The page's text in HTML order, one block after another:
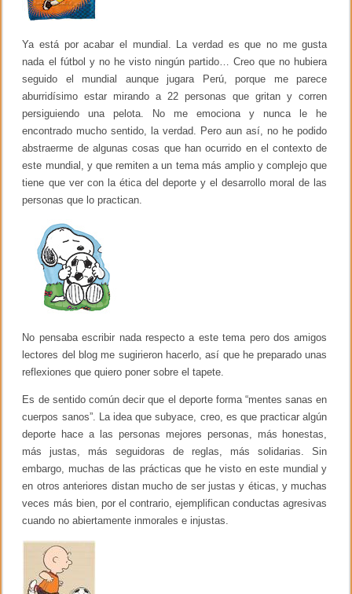
i
c
i
o
e
s
c
o
a
Ya está por acabar el mundial. La verdad es que no me gusta
nada el fútbol y no he visto ningún partido… Creo que no hubiera
seguido el mundial aunque jugara Perú, porque me parece
aburridísimo estar mirando a 22 personas que gritan y corren
persiguiendo una pelota. No me emociona y nunca le he
encontrado mucho sentido, la verdad. Pero aun así, no he podido
abstraerme de algunas cosas que han ocurrido en el contexto de
este mundial, y que remiten a un tema más amplio y complejo que
tiene que ver con la ética del deporte y el desarrollo moral de las
personas que lo practican.
No pensaba escribir nada respecto a este tema pero dos amigos
lectores del blog me sugirieron hacerlo, así que he preparado unas
reflexiones que quiero poner sobre el tapete.
Es de sentido común decir que el deporte forma “mentes sanas en
cuerpos sanos”. La idea que subyace, creo, es que practicar algún
deporte hace a las personas mejores personas, más honestas,
más justas, más seguidoras de reglas, más solidarias. Sin
embargo, muchas de las prácticas que he visto en este mundial y
en otros anteriores distan mucho de ser justas y éticas, y muchas
veces más bien, por el contrario, ejemplifican conductas agresivas
cuando no abiertamente inmorales e injustas.